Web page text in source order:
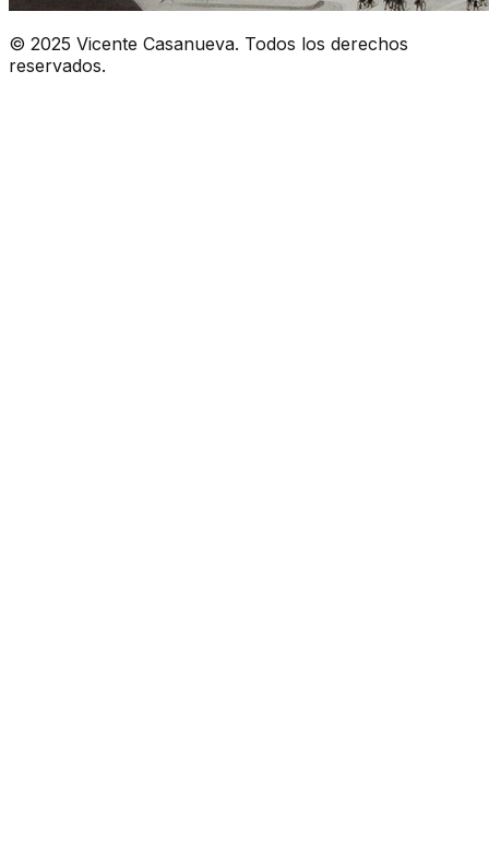
© 2025 Vicente Casanueva. Todos los derechos
reservados.